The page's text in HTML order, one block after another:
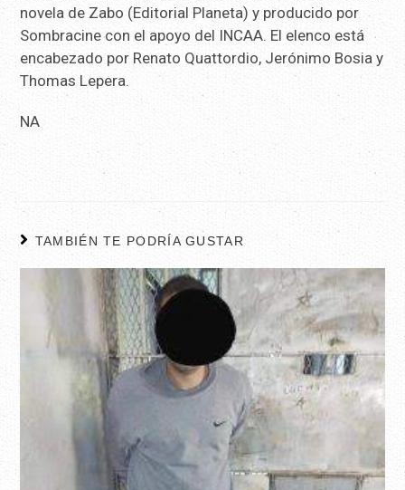
novela de Zabo (Editorial Planeta) y producido por
Sombracine con el apoyo del INCAA. El elenco está
encabezado por Renato Quattordio, Jerónimo Bosia y
Thomas Lepera.
NA
TAMBIÉN TE PODRÍA GUSTAR